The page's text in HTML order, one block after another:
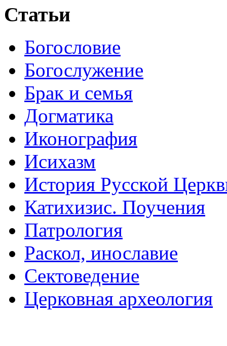
Статьи
Богословие
Богослужение
Брак и семья
Догматика
Иконография
Исихазм
История Русской
Катихизис. Поучения
Патрология
Раскол, инославие
Сектоведение
Церковная археология